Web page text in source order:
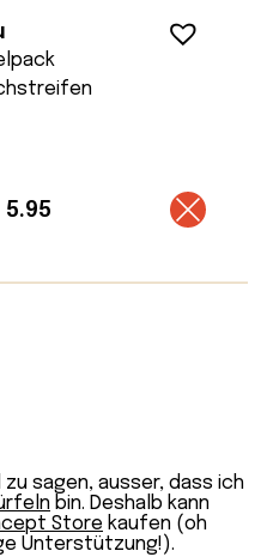
5.95
sagen, ausser, dass ich
bin. Deshalb kann
Store kaufen (oh
Unterstützung!).